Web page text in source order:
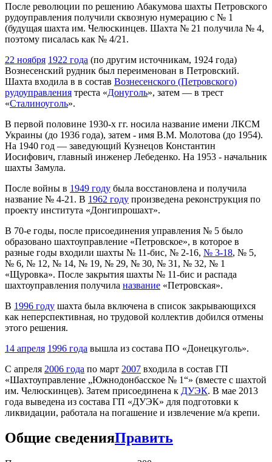
После революции по решению Абакумова шахты Петровского
рудоуправления получили сквозную нумерацию с № 1
(будущая шахта им. Челюскинцев. Шахта № 21 получила № 4,
поэтому писалась как № 4/21.
22 ноября 1922 года (по другим источникам, 1924 года)
Вознесенский рудник был переименован в Петровский.
Шахта входила в в состав Вознесенского (Петровского)
рудоуправления треста «Донуголь», затем — в трест
«Сталиноуголь».
В первой половине 1930-х гг. носила название имени ЛКСМ
Украины (до 1936 года), затем - имя В.М. Молотова (до 1954).
На 1940 год — заведующий Кузнецов Константин
Иосифович, главный инженер Лебеденко. На 1953 - начальник
шахты Замула.
После войны в 1949 году была восстановлена и получила
название № 4-21. В 1962 году произведена реконструкция по
проекту института «Донгипрошахт».
В 70-е годы, после присоединения управления № 5 было
образовано шахтоуправление «Петровское», в которое в
разные годы входили шахты № 11-бис, № 2-16, № 3-18, № 5,
№ 6, № 12, № 14, № 19, № 29, № 30, № 31, № 32, № 1
«Щуровка». После закрытия шахты № 11-бис и распада
шахтоуправления получила название «Петровская».
В 1996 году шахта была включена в список закрывающихся
как неперспективная, но трудовой коллектив добился отмены
этого решения.
14 апреля 1996 года вышла из состава ПО «Донецкуголь».
С апреля 2006 года по март 2007 входила в состав ГП
«Шахтоуправление „Южнодонбасское № 1“» (вместе с шахтой
им. Челюскинцев). Затем присоединена к ДУЭК. В мае 2013
года выведена из состава ГП «ДУЭК» для подготовки к
ликвидации, работала на погашение и извлечение м/а крепи.
Общие сведенияПравить